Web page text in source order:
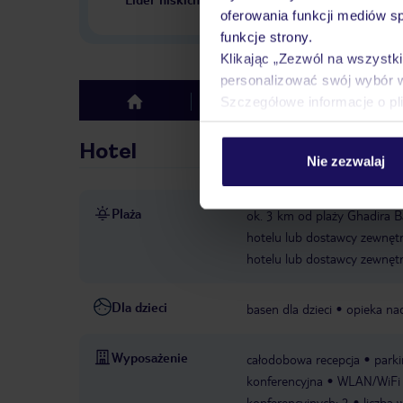
oferowania funkcji mediów
funkcje strony.
Klikając „Zezwól na
personalizować swój wybór
Szczegółowe informacje o
Nie zezwalaj
w Polsce
top Hotel Opinie
Hotel
Plaża ok. 3 km od plaży Ghadira
hotelu lub dostawcy
hotelu lub dostawcy
Dla dzieci basen dla dzieci opieka
Wyposażenie całodobowa recepcja
konferencyjna
WLAN/